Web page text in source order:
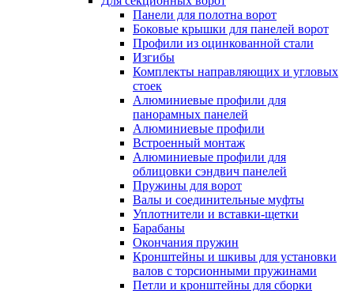
Панели для полотна ворот
Боковые крышки для панелей ворот
Профили из оцинкованной стали
Изгибы
Комплекты направляющих и угловых
стоек
Алюминиевые профили для
панорамных панелей
Алюминиевые профили
Встроенный монтаж
Алюминиевые профили для
облицовки сэндвич панелей
Пружины для ворот
Валы и соединительные муфты
Уплотнители и вставки-щетки
Барабаны
Окончания пружин
Кронштейны и шкивы для установки
валов с торсионными пружинами
Петли и кронштейны для сборки